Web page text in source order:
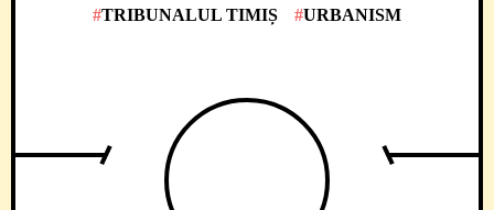
TRIBUNALUL TIMIȘ
URBANISM